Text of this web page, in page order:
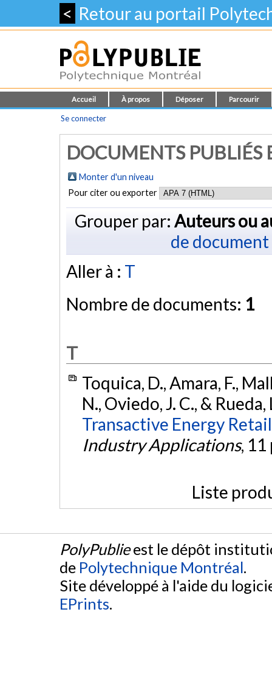
< Retour au portail
Accueil À propos Déposer Parcourir
Se connecter
DOCUMENTS PUBLIÉS
Monter d'un niveau
Pour citer ou exporter
Grouper par: Auteurs ou
de document
Aller à : T
Nombre de documents: 1
T
Toquica, D., Amara, F.,
N., Oviedo, J. C., &
Transactive Energy
Industry Applications, 11
Liste
PolyPublieest le dépôt
de Polytechnique Montréal.
Site développé à l'aide du
EPrints.